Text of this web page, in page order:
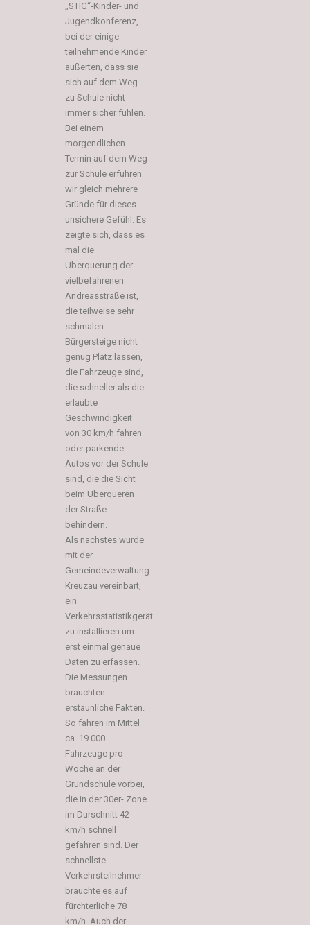
„STIG“-Kinder- und
Jugendkonferenz,
bei der einige
teilnehmende Kinder
äußerten, dass sie
sich auf dem Weg
zu Schule nicht
immer sicher fühlen.
Bei einem
morgendlichen
Termin auf dem Weg
zur Schule erfuhren
wir gleich mehrere
Gründe für dieses
unsichere Gefühl. Es
zeigte sich, dass es
mal die
Überquerung der
vielbefahrenen
Andreasstraße ist,
die teilweise sehr
schmalen
Bürgersteige nicht
genug Platz lassen,
die Fahrzeuge sind,
die schneller als die
erlaubte
Geschwindigkeit
von 30 km/h fahren
oder parkende
Autos vor der Schule
sind, die die Sicht
beim Überqueren
der Straße
behindern.
Als nächstes wurde
mit der
Gemeindeverwaltung
Kreuzau vereinbart,
ein
Verkehrsstatistikgerät
zu installieren um
erst einmal genaue
Daten zu erfassen.
Die Messungen
brauchten
erstaunliche Fakten.
So fahren im Mittel
ca. 19.000
Fahrzeuge pro
Woche an der
Grundschule vorbei,
die in der 30er- Zone
im Durschnitt 42
km/h schnell
gefahren sind. Der
schnellste
Verkehrsteilnehmer
brauchte es auf
fürchterliche 78
km/h. Auch der